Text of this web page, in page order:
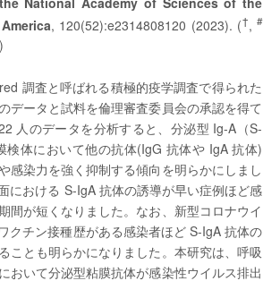
, 120(52):e2314808120 (2023). (†,#
調査と呼ばれる積極的疫学調査で得られた
データと試料を倫理審査委員会の承認を得て
人のデータを分析すると、分泌型 Ig-A（S-
検体において他の抗体(IgG 抗体や IgA 抗体)
感染力を強く抑制する傾向を明らかにしまし
における S-IgA 抗体の誘導が早い症例ほど感
間が短くなりました。なお、新型コロナウイ
クチン接種歴がある感染者ほど S-IgA 抗体の
ことも明らかになりました。本研究は、呼吸
おいて分泌型粘膜抗体が感染性ウイルス排出